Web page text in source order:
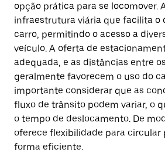
opção prática para se locomover.
infraestrutura viária que facilita o
carro, permitindo o acesso a
veículo. A oferta de
adequada, e as distâncias entre
geralmente favorecem o uso do
importante considerar que as
fluxo de trânsito podem variar, o
o tempo de deslocamento. De
oferece flexibilidade para circular
forma eficiente.